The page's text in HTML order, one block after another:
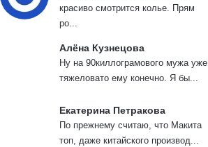
красиво смотрится колье. Прям
ро...
Алёна Кузнецова
Ну на 90киллограмового мужа уже
тяжеловато ему конечно. Я бы...
Екатерина Петракова
По прежнему считаю, что Макита
топ, даже китайского производ...